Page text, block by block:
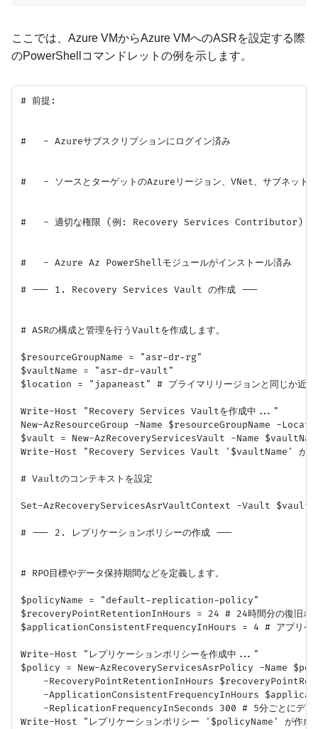
ここでは、Azure VMからAzure VMへのASRを設定する際
のPowerShellコマンドレットの例を示します。
# 前提:
#   - Azureサブスクリプションにログイン済み
#   - ソースとターゲットのAzureリージョン、VNet、サブネットが
#   - 適切な権限 (例: Recovery Services Contributor) を持
#   - Azure Az PowerShellモジュールがインストール済み
# --- 1. Recovery Services Vault の作成 ---
# ASRの構成と管理を行うVaultを作成します。
$resourceGroupName = "asr-dr-rg"
$vaultName = "asr-dr-vault"
$location = "japaneast" # プライマリリージョンと同じか近い
Write-Host "Recovery Services Vaultを作成中..."
New-AzResourceGroup -Name $resourceGroupName -
$vault = New-AzRecoveryServicesVault -Name
Write-Host "Recovery Services Vault '$vaultName' が作成
# Vaultのコンテキストを設定
Set-AzRecoveryServicesAsrVaultContext -Vault $vault
# --- 2. レプリケーションポリシーの作成 ---
# RPO目標やデータ保持期間などを定義します。
$policyName = "default-replication-policy"
$recoveryPointRetentionInHours = 24 # 24時間分の復旧ポイ
$applicationConsistentFrequencyInHours = 4 # アプリケーシ
Write-Host "レプリケーションポリシーを作成中..."
$policy = New-AzRecoveryServicesAsrPolicy -Name
-RecoveryPointRetentionInHours
-ApplicationConsistentFrequencyInHours
-ReplicationFrequencyInSeconds 300 # 5分ごとにデータ
Write-Host "レプリケーションポリシー '$policyName' が作成